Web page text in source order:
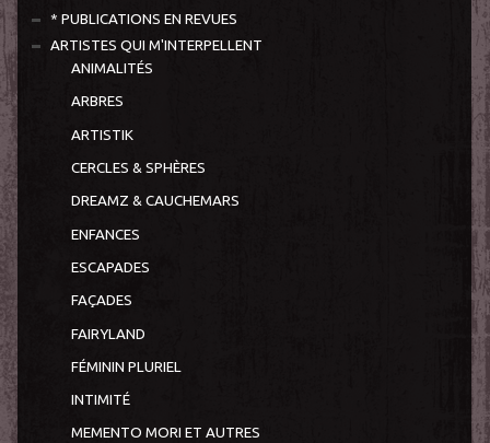
* PUBLICATIONS EN REVUES
ARTISTES QUI M'INTERPELLENT
ANIMALITÉS
ARBRES
ARTISTIK
CERCLES & SPHÈRES
DREAMZ & CAUCHEMARS
ENFANCES
ESCAPADES
FAÇADES
FAIRYLAND
FÉMININ PLURIEL
INTIMITÉ
MEMENTO MORI ET AUTRES